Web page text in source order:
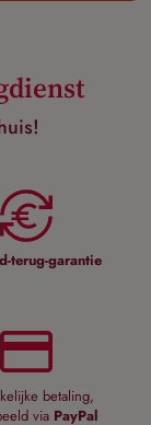
terug-garantie
betaling,
via PayPal